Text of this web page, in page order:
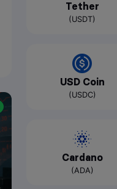
Tether
(USDT)
USD Coin
(USDC)
Cardano
(ADA)